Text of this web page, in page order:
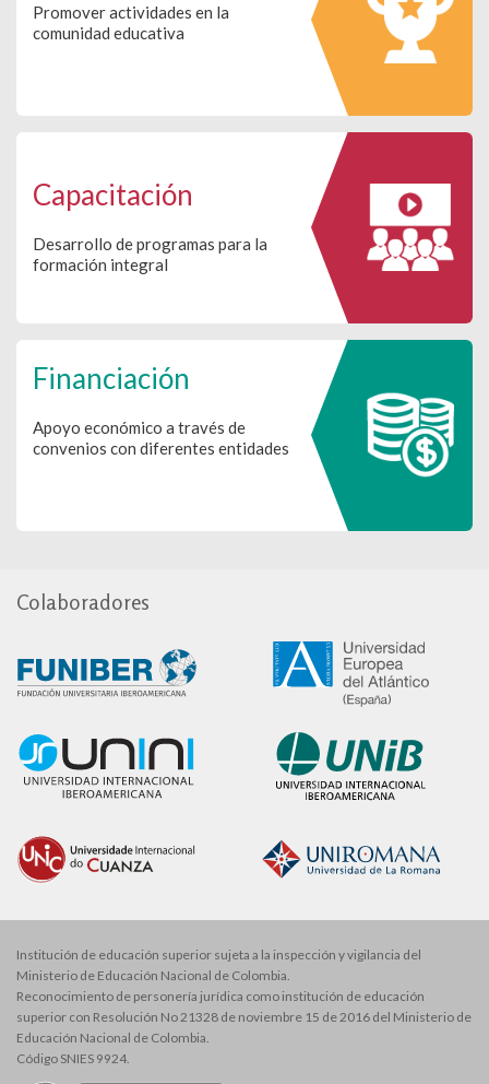
Promover actividades en la
comunidad educativa
Capacitación
Desarrollo de programas para la
formación integral
Financiación
Apoyo económico a través de
convenios con diferentes entidades
Colaboradores
Institución de educación superior sujeta a la inspección y vigilancia del
Ministerio de Educación Nacional de Colombia.
Reconocimiento de personería jurídica como institución de educación
superior con Resolución No 21328 de noviembre 15 de 2016 del Ministerio de
Educación Nacional de Colombia.
Código SNIES 9924.